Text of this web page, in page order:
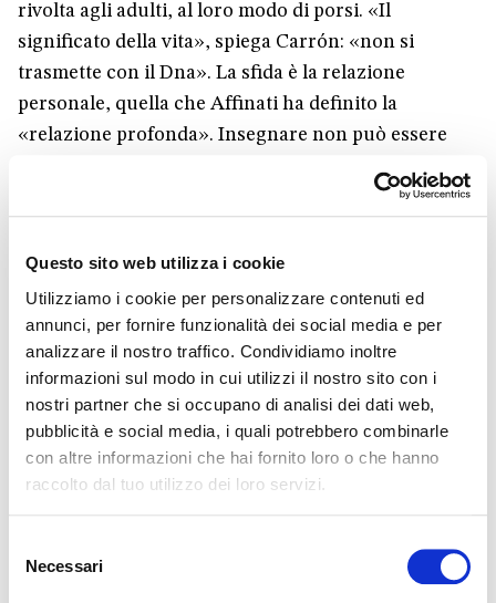
Questo sito web utilizza i cookie
Utilizziamo i cookie per personalizzare contenuti ed
annunci, per fornire funzionalità dei social media e per
analizzare il nostro traffico. Condividiamo inoltre
informazioni sul modo in cui utilizzi il nostro sito con i
nostri partner che si occupano di analisi dei dati web,
pubblicità e social media, i quali potrebbero combinarle
con altre informazioni che hai fornito loro o che hanno
raccolto dal tuo utilizzo dei loro servizi.
delNecessari
rivolta agli adulti, al loro modo di porsi. «Il
significato della vita», spiega Carrón: «non si
trasmette con il Dna». La sfida è la relazione
personale, quella che Affinati ha definito la
«relazione profonda». Insegnare non può essere
come oggi disponibili), ma la portata della posta in